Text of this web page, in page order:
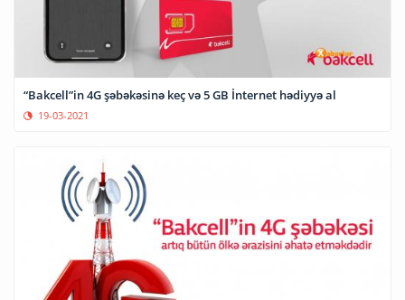
“Bakcell”in 4G şəbəkəsinə keç və 5 GB İnternet hədiyyə al
19-03-2021